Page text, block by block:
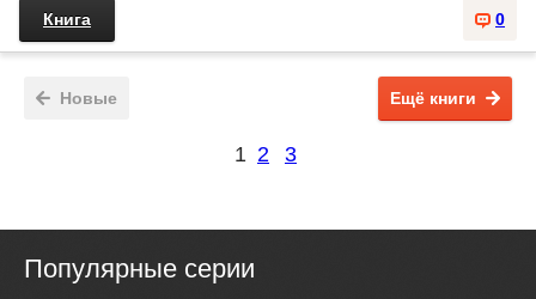
0
Книга
Новые Ещё книги
1 2 3
Популярные серии